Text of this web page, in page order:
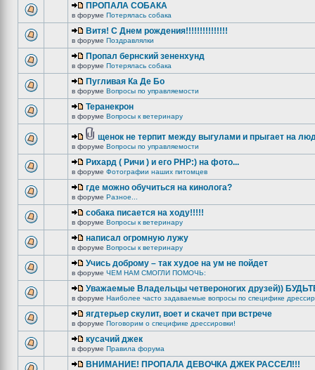
ПРОПАЛА СОБАКА
в форуме Потерялась собака
Витя! С Днем рождения!!!!!!!!!!!!!!!
в форуме Поздравлялки
Пропал бернский зененхунд
в форуме Потерялась собака
Пугливая Ка Де Бо
в форуме Вопросы по управляемости
Теранекрон
в форуме Вопросы к ветеринару
щенок не терпит между выгулами и прыгает на
в форуме Вопросы по управляемости
Рихард ( Ричи ) и его РНР:) на фото...
в форуме Фотографии наших питомцев
где можно обучиться на кинолога?
в форуме Разное...
собака писается на ходу!!!!!
в форуме Вопросы к ветеринару
написал огромную лужу
в форуме Вопросы к ветеринару
Учись доброму – так худое на ум не пойдет
в форуме ЧЕМ НАМ СМОГЛИ ПОМОЧЬ:
Уважаемые Владельцы четвероногих друзей))
в форуме Наиболее часто задаваемые вопросы по специфике
ягдтерьер скулит, воет и скачет при встрече
в форуме Поговорим о специфике дрессировки!
кусачий джек
в форуме Правила форума
ВНИМАНИЕ! ПРОПАЛА ДЕВОЧКА ДЖЕК РАССЕЛ!!!